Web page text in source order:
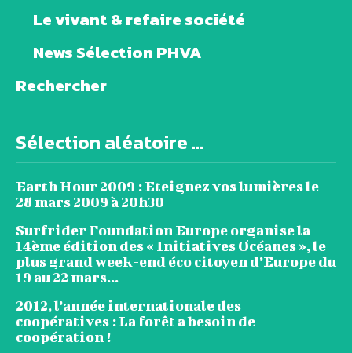
Le vivant & refaire société
News Sélection PHVA
Rechercher
Sélection aléatoire ...
Earth Hour 2009 : Eteignez vos lumières le
28 mars 2009 à 20h30
Surfrider Foundation Europe organise la
14ème édition des « Initiatives Océanes », le
plus grand week-end éco citoyen d’Europe du
19 au 22 mars...
2012, l’année internationale des
coopératives : La forêt a besoin de
coopération !